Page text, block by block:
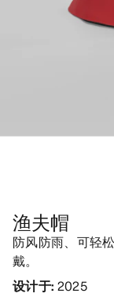
渔夫帽
防风防雨、可轻
戴。
设计于: 2025